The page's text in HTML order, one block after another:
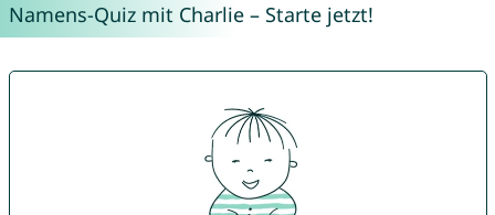
Namens-Quiz mit Charlie – Starte jetzt!